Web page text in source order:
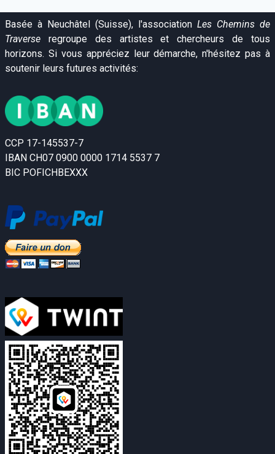
Basée à Neuchâtel (Suisse), l'association Les Chemins de
Traverse regroupe des artistes et chercheurs de tous
horizons. Si vous appréciez leur démarche, n'hésitez pas à
soutenir leurs futures activités:
CCP 17-145537-7
IBAN CH07 0900 0000 1714 5537 7
BIC POFICHBEXXX